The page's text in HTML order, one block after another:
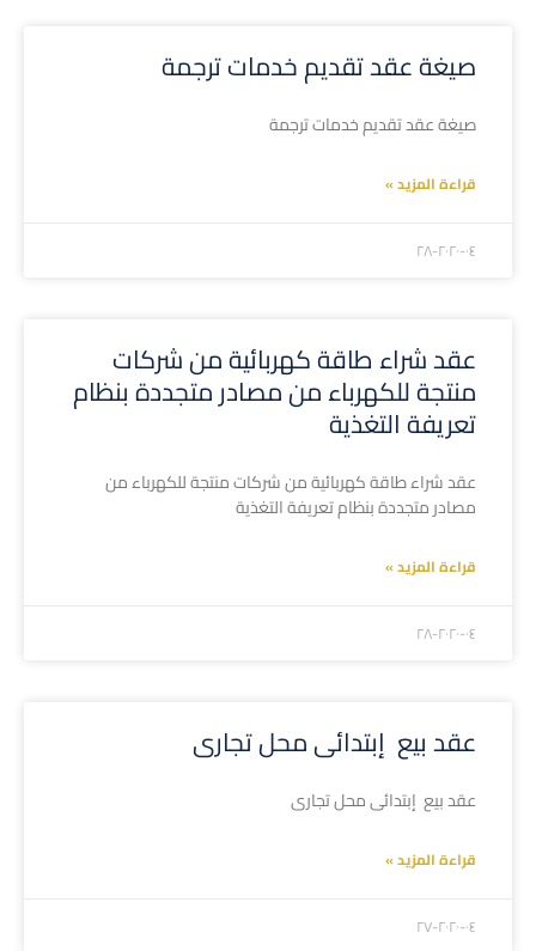
صيغة عقد تقديم خدمات ترجمة
صيغة عقد تقديم خدمات ترجمة
قراءة المزيد »
۲۰۲۰-۰٤-۲۸
عقد شراء طاقة كهربائية من شركات
منتجة للكهرباء من مصادر متجددة بنظام
تعريفة التغذية
عقد شراء طاقة كهربائية من شركات منتجة للكهرباء من
مصادر متجددة بنظام تعريفة التغذية
قراءة المزيد »
۲۰۲۰-۰٤-۲۸
عقد بيع إبتدائى محل تجارى
عقد بيع إبتدائى محل تجارى
قراءة المزيد »
۲۰۲۰-۰٤-۲۷